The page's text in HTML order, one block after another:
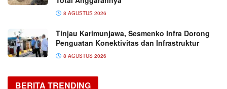
8 AGUSTUS 2026
Tinjau Karimunjawa, Sesmenko Infra Dorong
Penguatan Konektivitas dan Infrastruktur
8 AGUSTUS 2026
BERITA TRENDING